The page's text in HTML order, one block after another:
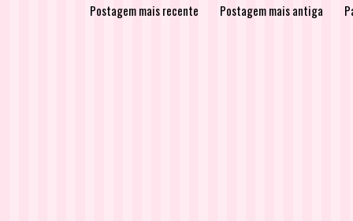
Postagem mais recente Postagem mais antiga